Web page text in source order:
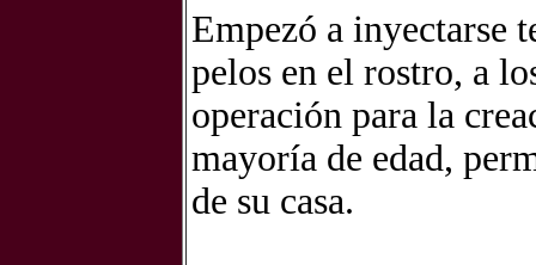
Empezó a inyectarse
pelos en el rostro, a
operación para la
mayoría de edad,
de su casa.